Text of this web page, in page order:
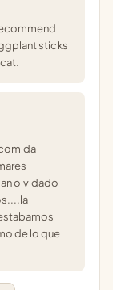
sticks
olvidado
de lo que